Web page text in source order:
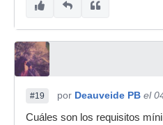
#19 por Deauveide PB el
Cuáles son los requisitos